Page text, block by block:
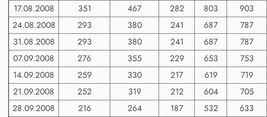
17.08.2008
351 467 282 803
903
24.08.2008
293 380 241 687
787
31.08.2008
293 380 241 687
787
07.09.2008
276 355 229 653
753
14.09.2008
259 330 217 619
719
21.09.2008
252 319 212 604
705
28.09.2008
216 264 187 532
633